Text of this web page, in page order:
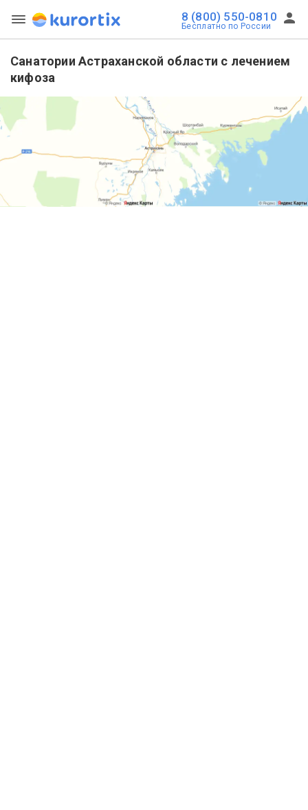
8 (800) 550-0810
Бесплатно по России
Санатории Астраханской области с лечением
кифоза